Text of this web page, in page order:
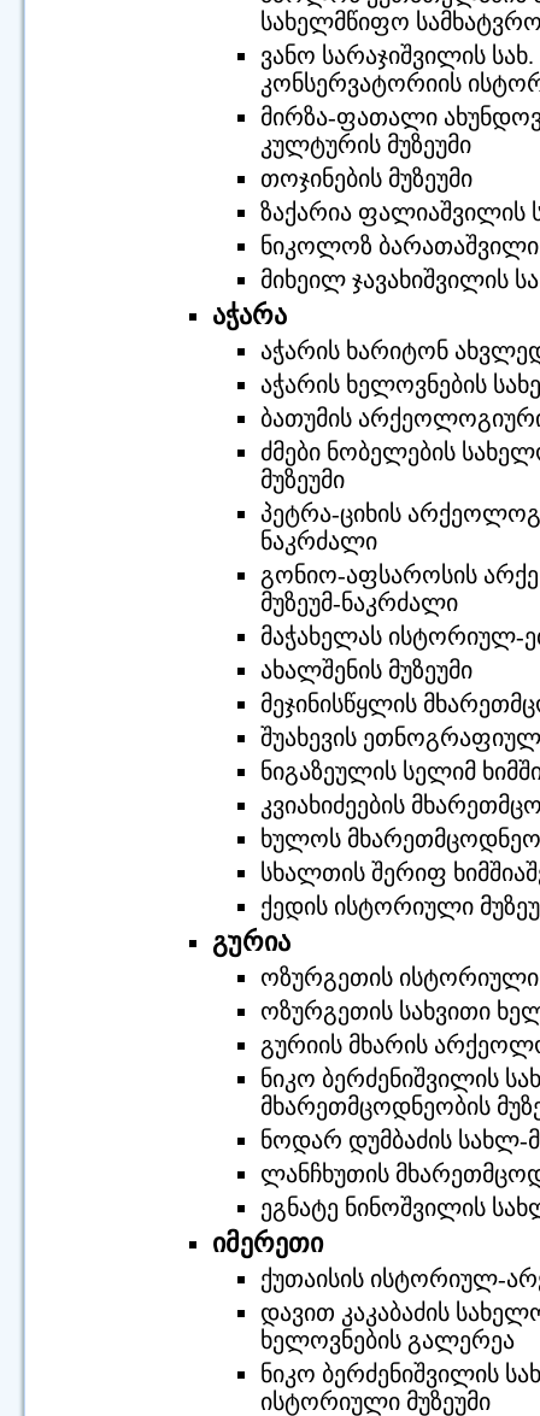
სახელმწიფო სამხატვრო
ვანო სარაჯიშვილის
კონსერვატორიის
მირზა-ფათალი
კულტურის მუზეუმი
თოჯინების მუზეუმი
ზაქარია ფალიაშვილის
ნიკოლოზ
მიხეილ ჯავახიშვილის
აჭარა
აჭარის ხარიტონ
აჭარის ხელოვნების
ბათუმის არქეოლოგიური
ძმები ნობელების
მუზეუმი
პეტრა-ციხის
ნაკრძალი
გონიო-აფსაროსის
მუზეუმ-ნაკრძალი
მაჭახელას ისტორიულ-
ახალშენის მუზეუმი
მეჯინისწყლის
შუახევის
ნიგაზეულის სელიმ
კვიახიძეების
ხულოს
სხალთის შერიფ
ქედის ისტორიული
გურია
ოზურგეთის ისტორიული
ოზურგეთის სახვითი
გურიის მხარის
ნიკო ბერძენიშვილის
მხარეთმცოდნეობის
ნოდარ დუმბაძის სახლ-
ლანჩხუთის
ეგნატე ნინოშვილის
იმერეთი
ქუთაისის ისტორიულ-
დავით კაკაბაძის
ხელოვნების გალერეა
ნიკო ბერძენიშვილის
ისტორიული მუზეუმი